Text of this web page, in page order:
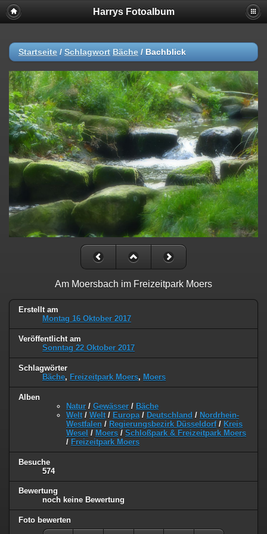
Harrys Fotoalbum
Startseite / Schlagwort Bäche / Bachblick
Am Moersbach im Freizeitpark Moers
Erstellt am
Montag 16 Oktober 2017
Veröffentlicht am
Sonntag 22 Oktober 2017
Schlagwörter
Bäche, Freizeitpark Moers, Moers
Alben
Natur / Gewässer / Bäche
Welt / Welt / Europa / Deutschland / Nordrhein-
Westfalen / Regierungsbezirk Düsseldorf/ Kreis
Wesel / Moers / Schloßpark & Freizeitpark Moers
/ Freizeitpark Moers
Besuche
574
Bewertung
noch keine Bewertung
Foto bewerten